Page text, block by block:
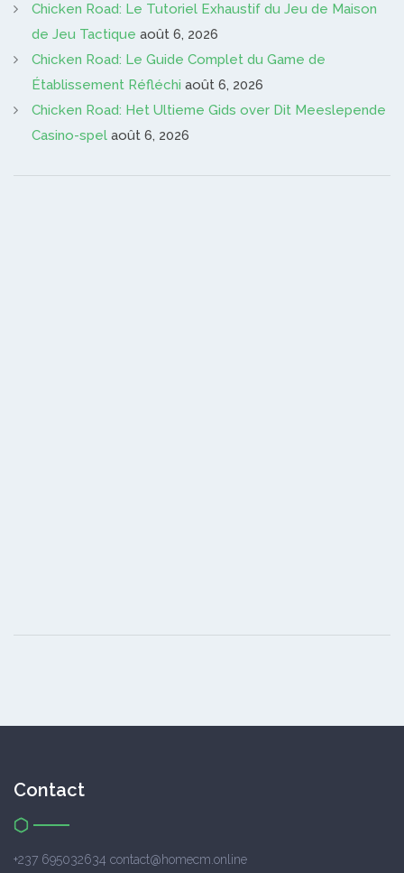
Chicken Road: Le Tutoriel Exhaustif du Jeu de Maison
de Jeu Tactique août 6, 2026
Chicken Road: Le Guide Complet du Game de
Établissement Réfléchi août 6, 2026
Chicken Road: Het Ultieme Gids over Dit Meeslepende
Casino-spel août 6, 2026
Contact
+237 695032634 contact@homecm.online